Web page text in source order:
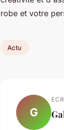
robe et votre
Actu
G